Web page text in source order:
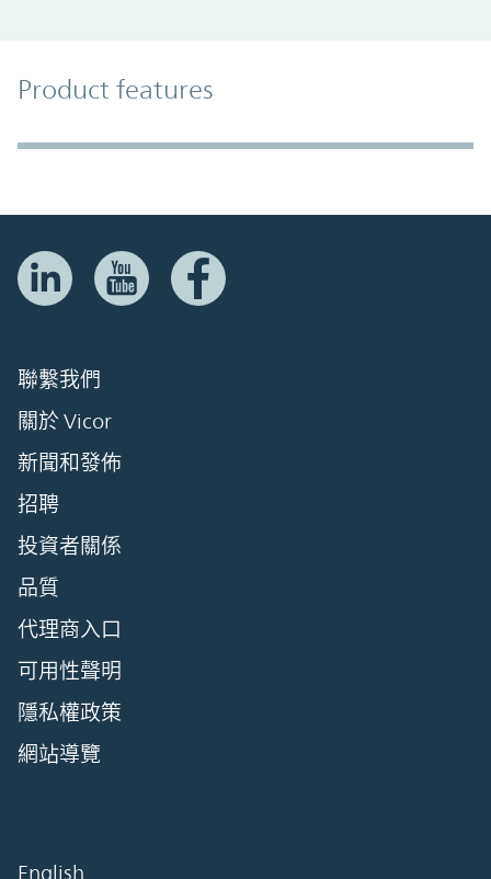
Product Features
Product features
Accordion Section
聯繫我們
關於 Vicor
新聞和發佈
招聘
投資者關係
品質
代理商入口
可用性聲明
隱私權政策
網站導覽
English